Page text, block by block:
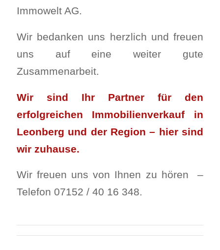
Immowelt AG.
Wir bedanken uns herzlich und freuen
uns auf eine weiter gute
Zusammenarbeit.
Wir sind Ihr Partner für den
erfolgreichen Immobilienverkauf in
Leonberg und der Region – hier sind
wir zuhause.
Wir freuen uns von Ihnen zu hören –
Telefon 07152 / 40 16 348.